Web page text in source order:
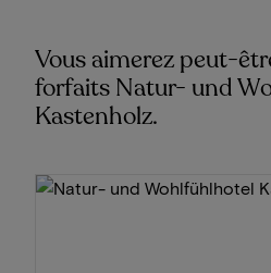
Vous aimerez peut-
forfaits Natur- und
Kastenholz.